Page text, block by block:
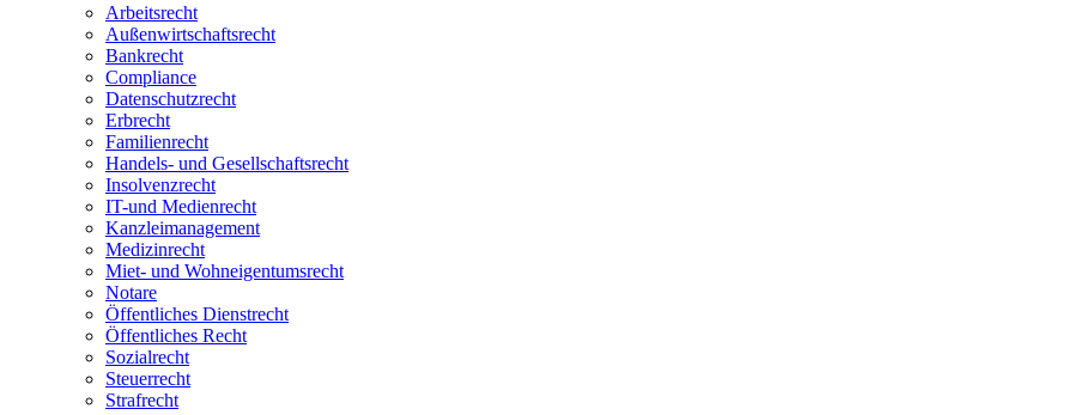
Arbeitsrecht
Außenwirtschaftsrecht
Bankrecht
Compliance
Datenschutzrecht
Erbrecht
Familienrecht
Handels- und Gesellschaftsrecht
Insolvenzrecht
IT-und Medienrecht
Kanzleimanagement
Medizinrecht
Miet- und Wohneigentumsrecht
Notare
Öffentliches Dienstrecht
Öffentliches Recht
Sozialrecht
Steuerrecht
Strafrecht